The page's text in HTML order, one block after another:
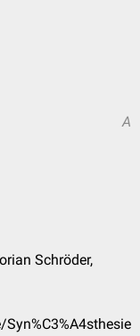
A
Schröder,